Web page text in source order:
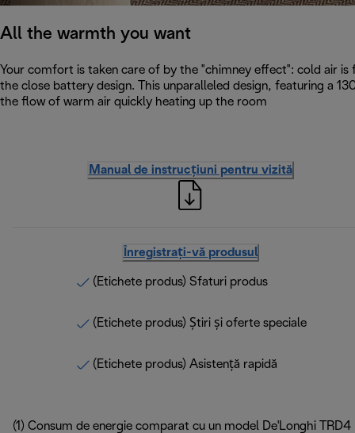
All the warmth you want
Your comfort is taken care of by the "chimney effect": cold air
the close battery design. This unparalleled design, featuring a
the flow of warm air quickly heating up the room
Manual de instrucțiuni pentru vizită
Înregistrați-vă produsul
(Etichete produs) Sfaturi produs
(Etichete produs) Știri și oferte speciale
(Etichete produs) Asistență rapidă
(1) Consum de energie comparat cu un model De'Longhi TRD4